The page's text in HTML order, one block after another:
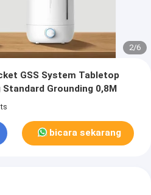
2/6
GSS System Tabletop
Grounding 0,8M
bicara sekarang